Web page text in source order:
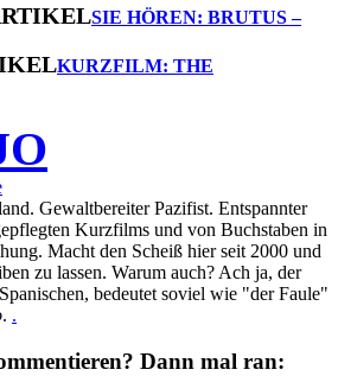
SIE HÖREN: BRUTUS –
KURZFILM: THE
Gewaltbereiter Pazifist. Entspannter
Kurzfilms und von Buchstaben in
Macht den Scheiß hier seit 2000 und
zu lassen. Warum auch? Ach ja, der
bedeutet soviel wie "der Faule"
. .
Dann mal ran: